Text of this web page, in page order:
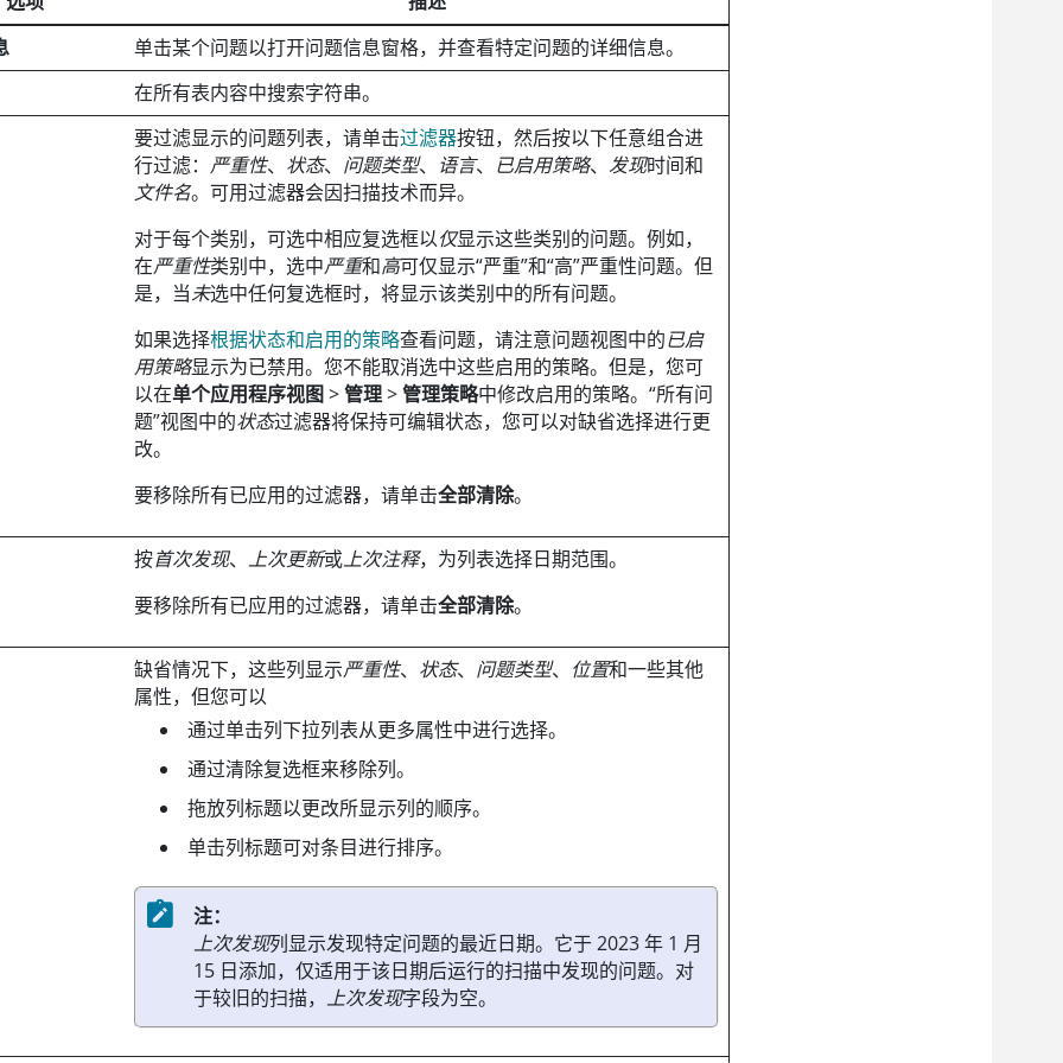
单击某个问题以打开问题信息窗格，并查看特定问题的详细信息。
在所有表内容中搜索字符串。
要过滤显示的问题列表，请单击过滤器按钮，然后按以下任意组合进
行过滤： 严重性、 状态、 问题类型、 语言、 已启用策略、 发现时间和
文件名。可用过滤器会因扫描技术而异。
对于每个类别，可选中相应复选框以仅显示这些类别的问题。例如，
在严重性类别中，选中严重和高可仅显示“严重”和“高”严重性问题。但
是，当未选中任何复选框时，将显示该类别中的所有问题。
如果选择根据状态和启用的策略查看问题，请注意问题视图中的已启
用策略显示为已禁用。您不能取消选中这些启用的策略。但是，您可
以在单个应用程序视图>管理>管理策略中修改启用的策略。“所有问
题”视图中的状态过滤器将保持可编辑状态，您可以对缺省选择进行更
改。
要移除所有已应用的过滤器，请单击全部清除。
按首次发现、 上次更新或上次注释，为列表选择日期范围。
要移除所有已应用的过滤器，请单击全部清除。
缺省情况下，这些列显示严重性、 状态、 问题类型、 位置和一些其他
属性，但您可以
通过单击列下拉列表从更多属性中进行选择。
通过清除复选框来移除列。
拖放列标题以更改所显示列的顺序。
单击列标题可对条目进行排序。
注：
上次发现列显示发现特定问题的最近日期。它于 2023 年 1 月
15 日添加，仅适用于该日期后运行的扫描中发现的问题。对
于较旧的扫描， 上次发现字段为空。